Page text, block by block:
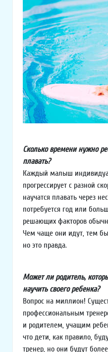
Сколько времени нужно
плавать?
Каждый малыш
прогрессирует с разной
научатся плавать через
потребуется год или
решающих факторов
Чем чаще они идут, тем
но это правда.
Может ли родитель,
научить своего ребенка?
Вопрос на миллион!
профессиональным
и родителем, учащим
что дети, как правило,
тренер, но они будут